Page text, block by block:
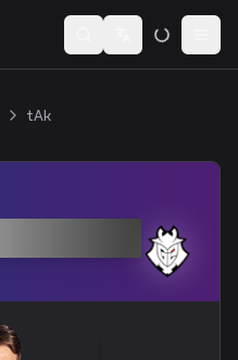
Switch language
tAk